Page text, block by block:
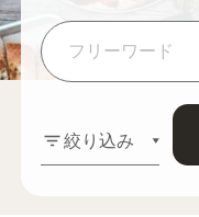
絞り込み